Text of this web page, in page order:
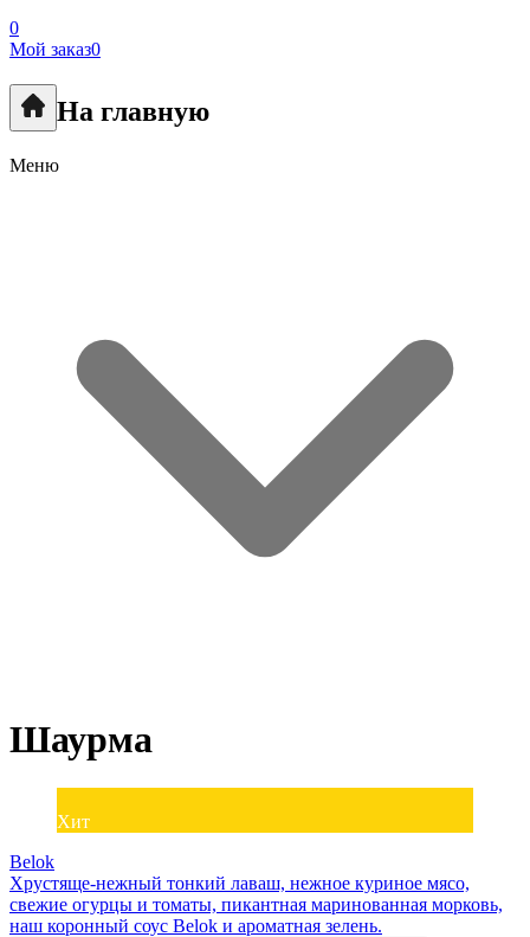
0
Мой заказ0
На главную
Меню
Шаурма
Хит
Belok
Хрустяще-нежный тонкий лаваш, нежное куриное мясо,
свежие огурцы и томаты, пикантная маринованная морковь,
наш коронный соус Belok и ароматная зелень.